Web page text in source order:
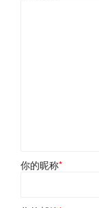
你的昵称*